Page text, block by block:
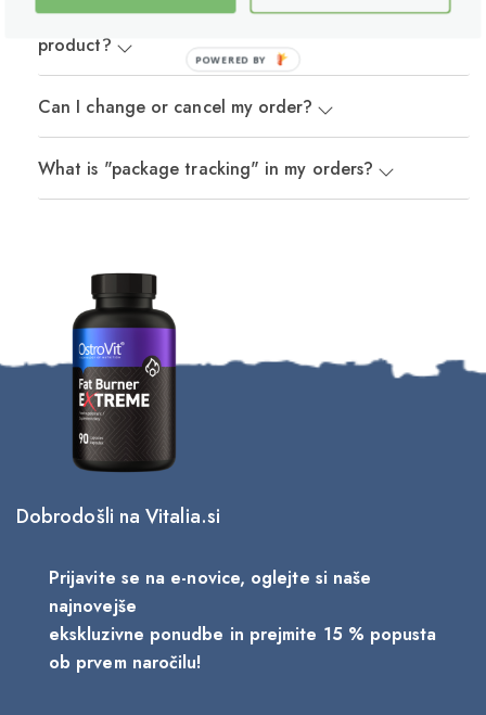
What should I do if I receive a damaged or wrong
product?
Can I change or cancel my order?
What is "package tracking" in my orders?
Dobrodošli na Vitalia.si
Prijavite se na e-novice, oglejte si naše
najnovejše
ekskluzivne ponudbe in prejmite 15 % popusta
ob prvem naročilu!
POWERED BY